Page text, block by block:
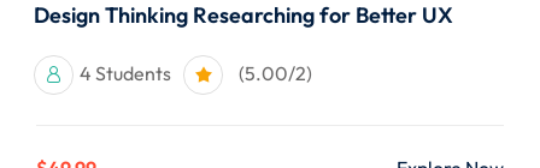
Design Thinking Researching for Better UX
4 Students (5.00/2)